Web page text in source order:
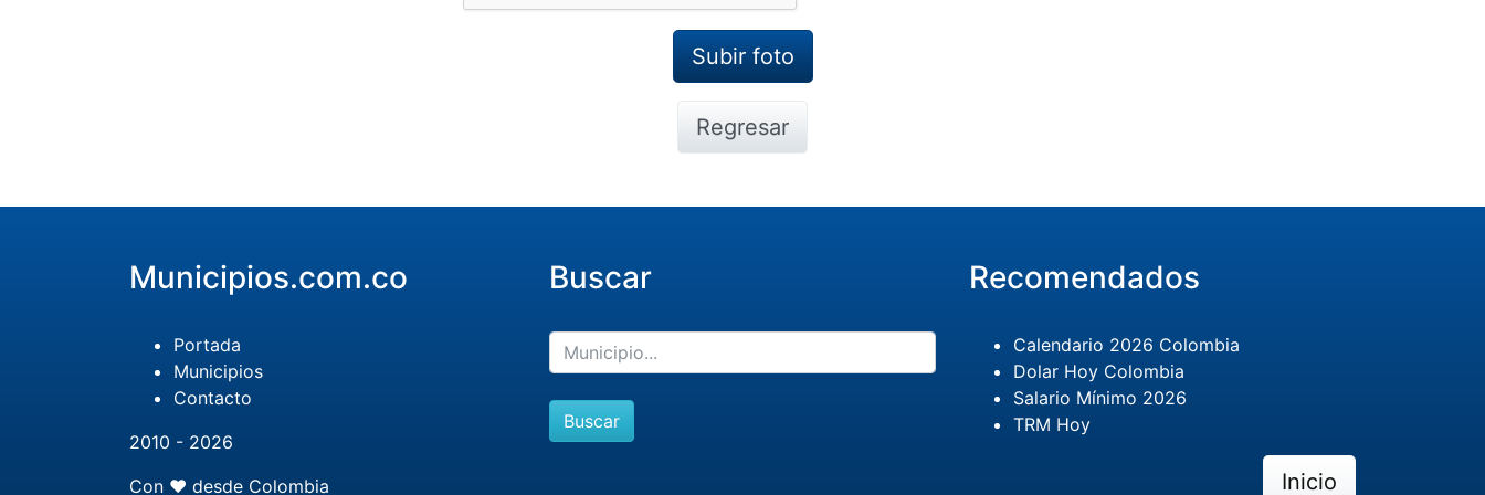
Regresar
Municipios.com.co
Portada
Municipios
Contacto
2010 - 2026
Con ❤️ desde Colombia
Buscar
Buscar
Recomendados
Calendario 2026 Colombia
Dolar Hoy Colombia
Salario Mínimo 2026
TRM Hoy
Inicio